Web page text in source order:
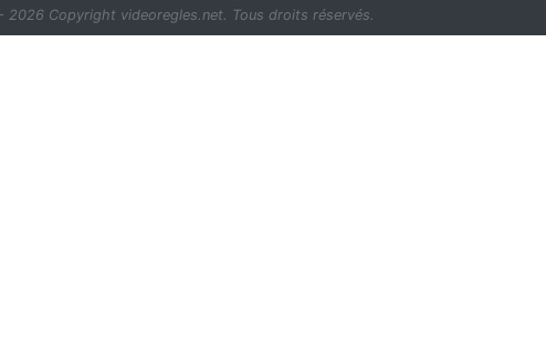
2026 Copyright videoregles.net. Tous droits réservés.